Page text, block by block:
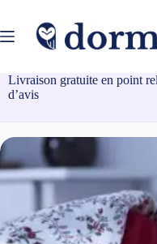
contenu
Livraison gratuite en point
d’avis